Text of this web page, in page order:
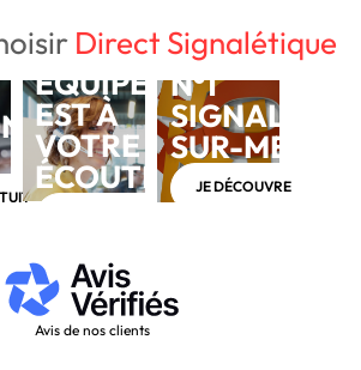
Direct Signalétique
D'UN
NOTRE
ÉQUIPE
EST À
VOTRE
ÉCOUTE
N°1
SUR-
JE DÉCOUVRE
Avis de nos clients